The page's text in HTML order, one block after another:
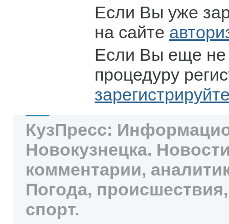
Если Вы уже
на сайте
Если Вы еще не
процедуру
КузПресс:
Новокузнецка.
комментарии,
Погода,
спорт.